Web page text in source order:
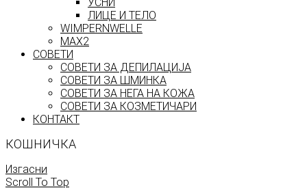
УСНИ
ЛИЦЕ И ТЕЛО
WIMPERNWELLE
MAX2
СОВЕТИ
СОВЕТИ ЗА ДЕПИЛАЦИЈА
СОВЕТИ ЗА ШМИНКА
СОВЕТИ ЗА НЕГА НА КОЖА
СОВЕТИ ЗА КОЗМЕТИЧАРИ
КОНТАКТ
КОШНИЧКА
Изгасни
Scroll To Top